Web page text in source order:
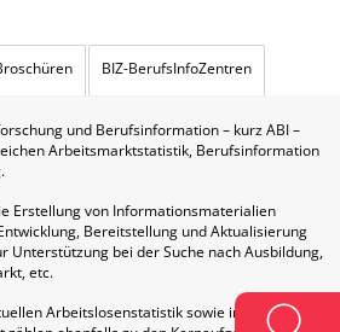
BIZ-BerufsInfoZentren
und Berufsinformation – kurz ABI –
Arbeitsmarktstatistik, Berufsinformation
Erstellung von Informationsmaterialien
Bereitstellung und Aktualisierung
Unterstützung bei der Suche nach Ausbildung,
etc.
Arbeitslosenstatistik sowie interne und